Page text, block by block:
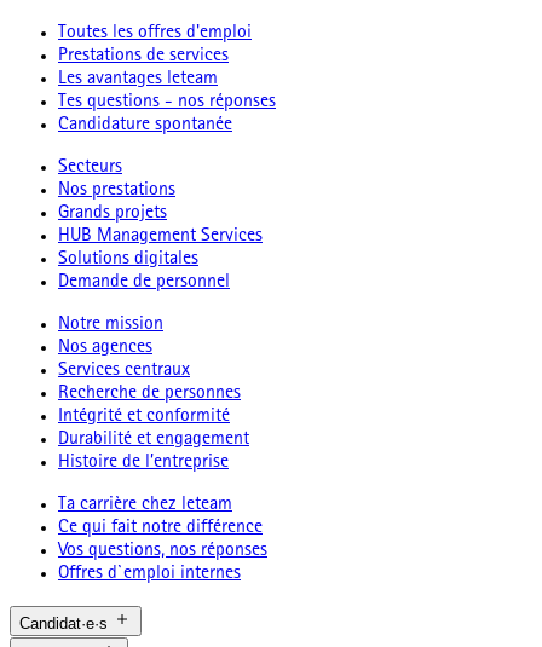
Toutes les offres d'emploi
Prestations de services
Les avantages leteam
Tes questions - nos réponses
Candidature spontanée
Secteurs
Nos prestations
Grands projets
HUB Management Services
Solutions digitales
Demande de personnel
Notre mission
Nos agences
Services centraux
Recherche de personnes
Intégrité et conformité
Durabilité et engagement
Histoire de l’entreprise
Ta carrière chez leteam
Ce qui fait notre différence
Vos questions, nos réponses
Offres d`emploi internes
Candidat·e·s